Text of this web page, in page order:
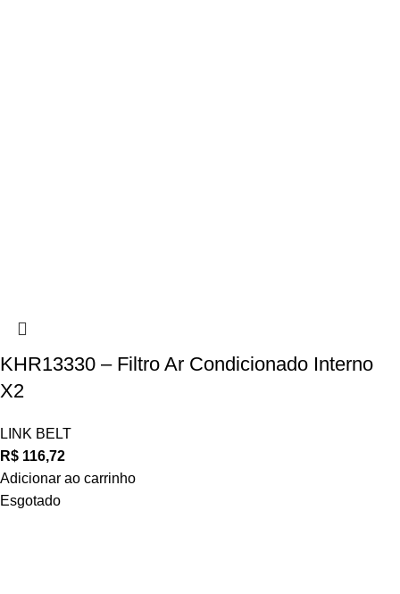
KHR13330 – Filtro Ar Condicionado Interno
X2
LINK BELT
R$ 116,72
Adicionar ao carrinho
Esgotado